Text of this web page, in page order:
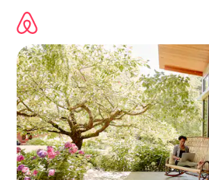
เนื้อหา